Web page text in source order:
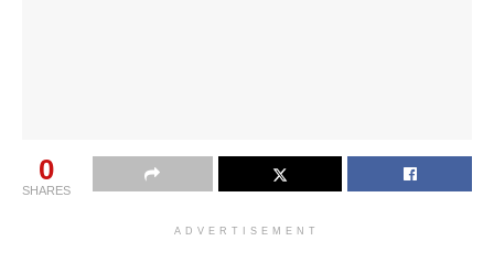
0
SHARES
ADVERTISEMENT